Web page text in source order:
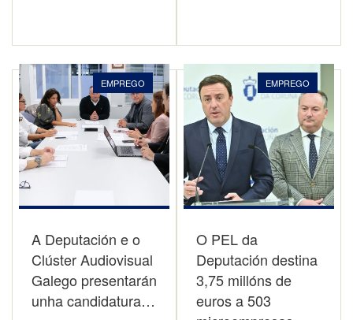
EMPREGO
A Deputación e o
Clúster Audiovisual
Galego presentarán
unha candidatura…
EMPREGO
O PEL da
Deputación destina
3,75 millóns de
euros a 503